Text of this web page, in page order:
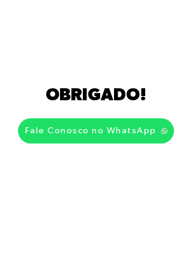
OBRIGADO!
Fale Conosco no WhatsApp